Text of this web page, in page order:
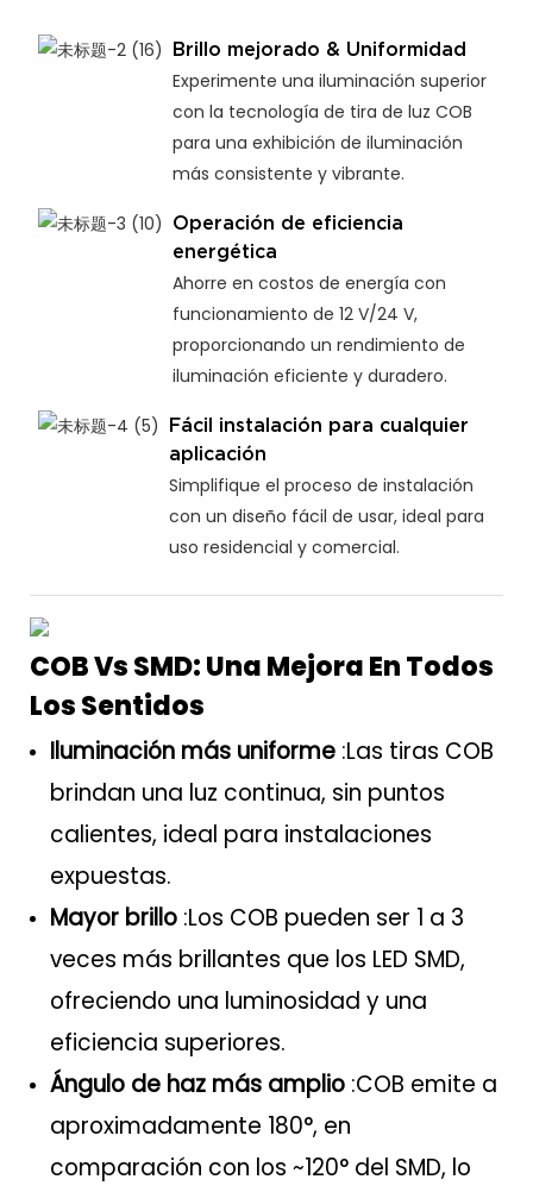
Brillo mejorado & Uniformidad
Experimente una iluminación superior
con la tecnología de tira de luz COB
para una exhibición de iluminación
más consistente y vibrante.
Operación de eficiencia
energética
Ahorre en costos de energía con
funcionamiento de 12 V/24 V,
proporcionando un rendimiento de
iluminación eficiente y duradero.
Fácil instalación para cualquier
aplicación
Simplifique el proceso de instalación
con un diseño fácil de usar, ideal para
uso residencial y comercial.
COB Vs SMD: Una Mejora En Todos
Los Sentidos
Iluminación más uniforme :Las tiras COB
brindan una luz continua, sin puntos
calientes, ideal para instalaciones
expuestas.
Mayor brillo :Los COB pueden ser 1 a 3
veces más brillantes que los LED SMD,
ofreciendo una luminosidad y una
eficiencia superiores.
Ángulo de haz más amplio :COB emite a
aproximadamente 180°, en
comparación con los ~120° del SMD, lo